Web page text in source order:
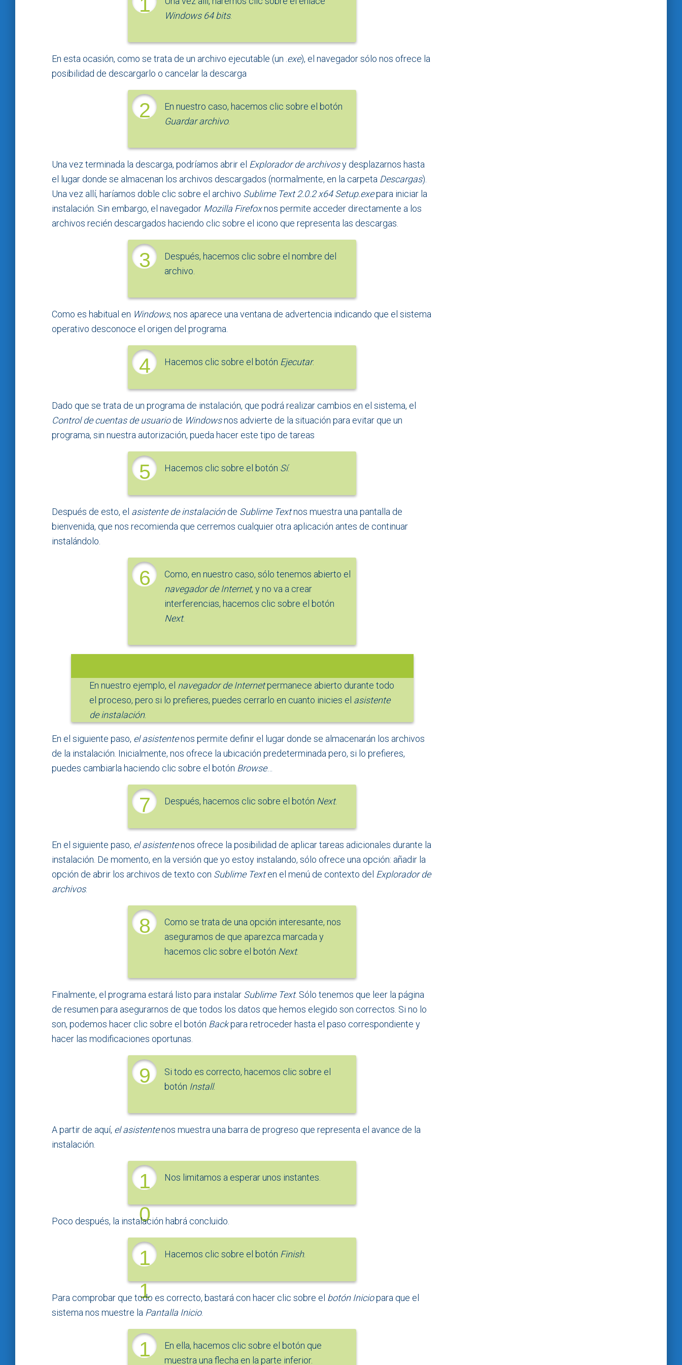
Windows 64 bits.
En esta ocasión, como se trata de un archivo ejecutable (un . exe), el navegador sólo nos ofrece la
posibilidad de descargarlo o cancelar la descarga
2
En nuestro caso, hacemos clic sobre el botón
Guardar archivo.
Una vez terminada la descarga, podríamos abrir el Explorador de archivosy desplazarnos hasta
el lugar donde se almacenan los archivos descargados (normalmente, en la carpeta Descargas).
Una vez allí, haríamos doble clic sobre el archivo Sublime Text 2.0.2 x64 Setup.exepara iniciar la
instalación. Sin embargo, el navegador Mozilla Firefoxnos permite acceder directamente a los
archivos recién descargados haciendo clic sobre el icono que representa las descargas.
3
Después, hacemos clic sobre el nombre del
archivo.
Como es habitual en Windows, nos aparece una ventana de advertencia indicando que el sistema
operativo desconoce el origen del programa.
4 Hacemos clic sobre el botón Ejecutar.
Dado que se trata de un programa de instalación, que podrá realizar cambios en el sistema, el
Control de cuentas de usuariode Windowsnos advierte de la situación para evitar que un
programa, sin nuestra autorización, pueda hacer este tipo de tareas
5 Hacemos clic sobre el botón Sí.
Después de esto, el asistente de instalaciónde Sublime Textnos muestra una pantalla de
bienvenida, que nos recomienda que cerremos cualquier otra aplicación antes de continuar
instalándolo.
6
Como, en nuestro caso, sólo tenemos abierto el
navegador de Internet, y no va a crear
interferencias, hacemos clic sobre el botón
Next.
En nuestro ejemplo, el navegador de Internetpermanece abierto durante todo
el proceso, pero si lo prefieres, puedes cerrarlo en cuanto inicies el asistente
de instalación.
En el siguiente paso, el asistentenos permite definir el lugar donde se almacenarán los archivos
de la instalación. Inicialmente, nos ofrece la ubicación predeterminada pero, si lo prefieres,
puedes cambiarla haciendo clic sobre el botón Browse…
7 Después, hacemos clic sobre el botón Next.
En el siguiente paso, el asistentenos ofrece la posibilidad de aplicar tareas adicionales durante la
instalación. De momento, en la versión que yo estoy instalando, sólo ofrece una opción: añadir la
opción de abrir los archivos de texto con Sublime Texten el menú de contexto del Explorador de
archivos.
8
Como se trata de una opción interesante, nos
aseguramos de que aparezca marcada y
hacemos clic sobre el botón Next.
Finalmente, el programa estará listo para instalar Sublime Text. Sólo tenemos que leer la página
de resumen para asegurarnos de que todos los datos que hemos elegido son correctos. Si no lo
son, podemos hacer clic sobre el botón Backpara retroceder hasta el paso correspondiente y
hacer las modificaciones oportunas.
9
Si todo es correcto, hacemos clic sobre el
botón Install.
A partir de aquí, el asistentenos muestra una barra de progreso que representa el avance de la
instalación.
1
0
Nos limitamos a esperar unos instantes.
Poco después, la instalación habrá concluido.
1
1
Hacemos clic sobre el botón Finish.
Para comprobar que todo es correcto, bastará con hacer clic sobre el botón Iniciopara que el
sistema nos muestre la Pantalla Inicio.
1
En ella, hacemos clic sobre el botón que
muestra una flecha en la parte inferior.